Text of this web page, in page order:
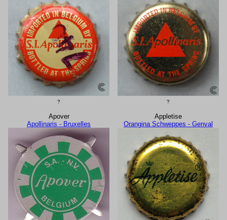
? ?
Apover
Apollinaris - Bruxelles
Appletise
Orangina Schweppes - Genval